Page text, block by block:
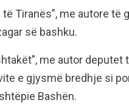
të Tiranës”, me autore
së bashku.
me autor
e gjysmë bredhje si
Bashën.